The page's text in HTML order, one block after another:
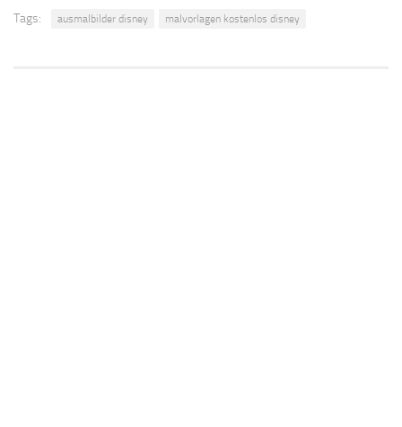
Tags: ausmalbilder disney malvorlagen kostenlos disney